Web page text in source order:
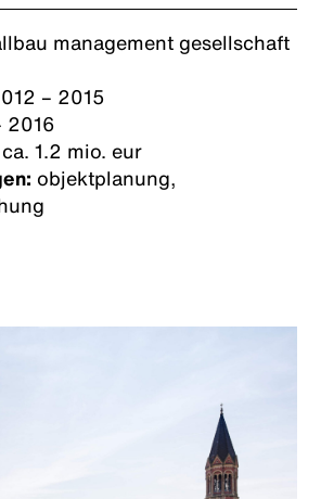
management gesellschaft
– 2015
2016
ca. 1.2 mio. eur
objektplanung,